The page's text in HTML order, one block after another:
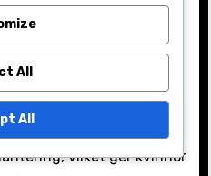
och
till att hjälpa kvinnor
komplexiteten i sina
en bakgrund inom
insikter om PMS-
vilket ger kvinnor
All
All